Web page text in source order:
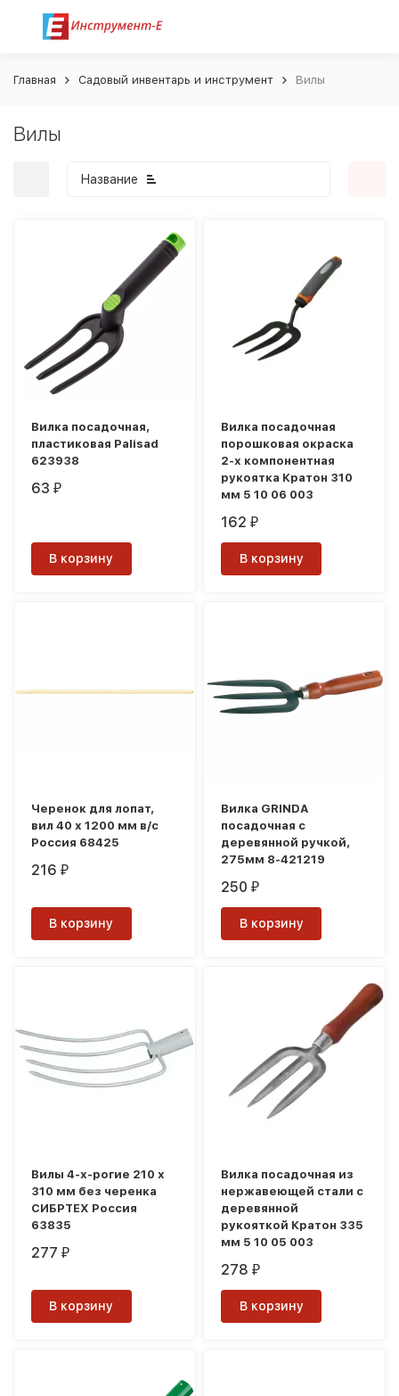
Главная Садовый инвентарь и инструмент Вилы
Вилы
Название
покупателей
Вилка посадочная,
пластиковая Palisad
623938
63₽
В корзину
Вилка посадочная
порошковая окраска
2-х компонентная
рукоятка Кратон 310
мм 5 10 06 003
162₽
В корзину
Черенок для лопат,
вил 40 х 1200 мм в/с
Россия 68425
216₽
В корзину
Вилка GRINDA
посадочная с
деревянной ручкой,
275мм 8-421219
250₽
В корзину
Вилы 4-х-рогие 210 х
310 мм без черенка
СИБРТЕХ Россия
63835
277₽
В корзину
Вилка посадочная из
нержавеющей стали с
деревянной
рукояткой Кратон 335
мм 5 10 05 003
278₽
В корзину